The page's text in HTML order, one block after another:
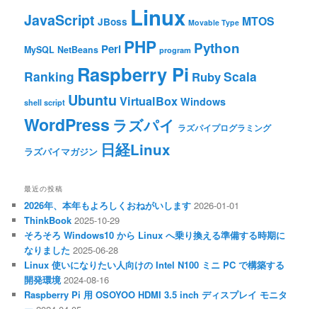
JavaScript JBoss Linux Movable Type MTOS
MySQL NetBeans Perl PHP program Python
Ranking Raspberry Pi RubyScala
shell script Ubuntu VirtualBox Windows
WordPress ラズパイ ラズパイプログラミング
ラズパイマガジン 日経Linux
最近の投稿
2026年、本年もよろしくおねがいします 2026-01-01
ThinkBook 2025-10-29
そろそろ Windows10 から Linux へ乗り換える準備する時期に
なりました 2025-06-28
Linux 使いになりたい人向けの Intel N100 ミニ PC で構築する
開発環境 2024-08-16
Raspberry Pi 用 OSOYOO HDMI 3.5 inch ディスプレイ モニタ